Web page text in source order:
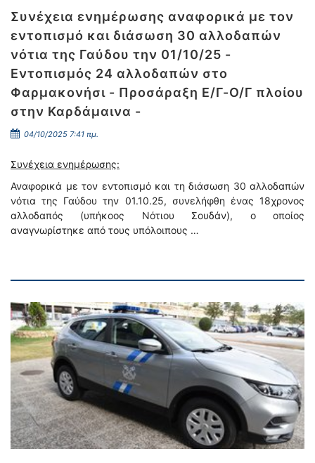
Συνέχεια ενημέρωσης αναφορικά με τον
εντοπισμό και διάσωση 30 αλλοδαπών
νότια της Γαύδου την 01/10/25 -
Εντοπισμός 24 αλλοδαπών στο
Φαρμακονήσι - Προσάραξη Ε/Γ-Ο/Γ πλοίου
στην Καρδάμαινα -
04/10/2025 7:41 πμ.
Συνέχεια ενημέρωσης:
Αναφορικά με τον εντοπισμό και τη διάσωση 30 αλλοδαπών
νότια της Γαύδου την 01.10.25, συνελήφθη ένας 18χρονος
αλλοδαπός (υπήκοος Νότιου Σουδάν), ο οποίος
αναγνωρίστηκε από τους υπόλοιπους …